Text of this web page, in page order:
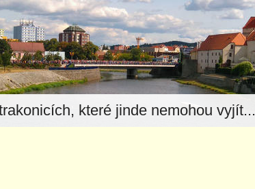
které jinde nemohou vyjít...